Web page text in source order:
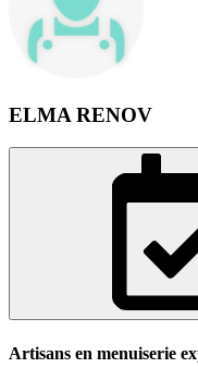
ELMA RENOV
Artisans en menuiserie